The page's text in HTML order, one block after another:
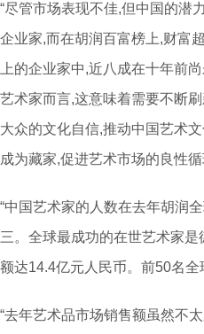
“尽管市场表现不佳,但中国的潜
企业家,而在胡润百富榜上,财富
上的企业家中,近八成在十年前
艺术家而言,这意味着需要不断
大众的文化自信,推动中国艺术
成为藏家,促进艺术市场的良性循
“中国艺术家的人数在去年胡润
三。全球最成功的在世艺术家是
额达14.4亿元人民币。前50名
“去年艺术品市场销售额虽然不